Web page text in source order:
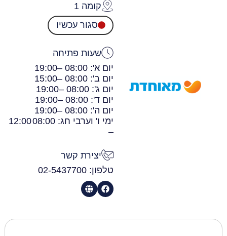
קומה 1
סגור עכשיו
שעות פתיחה
יום א': 08:00 –
19:00
יום ב': 08:00 –
15:00
יום ג': 08:00 –
19:00
יום ד': 08:00 –
19:00
יום ה': 08:00 –
19:00
ימי ו' וערבי חג: 08:00
–
12:00
יצירת קשר
טלפון: 02-5437700